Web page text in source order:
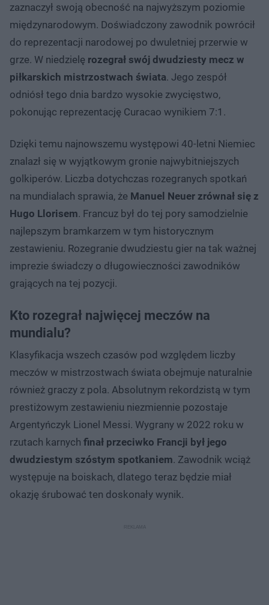
zaznaczył swoją obecność na najwyższym poziomie
międzynarodowym. Doświadczony zawodnik powrócił
do reprezentacji narodowej po dwuletniej przerwie w
grze. W niedzielę rozegrał swój dwudziesty mecz w
piłkarskich mistrzostwach świata. Jego zespół
odniósł tego dnia bardzo wysokie zwycięstwo,
pokonując reprezentację Curacao wynikiem 7:1.
Dzięki temu najnowszemu występowi 40-letni Niemiec
znalazł się w wyjątkowym gronie najwybitniejszych
golkiperów. Liczba dotychczas rozegranych spotkań
na mundialach sprawia, że Manuel Neuer zrównał się z
Hugo Llorisem. Francuz był do tej pory samodzielnie
najlepszym bramkarzem w tym historycznym
zestawieniu. Rozegranie dwudziestu gier na tak ważnej
imprezie świadczy o długowieczności zawodników
grających na tej pozycji.
Kto rozegrał najwięcej meczów na
mundialu?
Klasyfikacja wszech czasów pod względem liczby
meczów w mistrzostwach świata obejmuje naturalnie
również graczy z pola. Absolutnym rekordzistą w tym
prestiżowym zestawieniu niezmiennie pozostaje
Argentyńczyk Lionel Messi. Wygrany w 2022 roku w
rzutach karnych finał przeciwko Francji był jego
dwudziestym szóstym spotkaniem. Zawodnik wciąż
występuje na boiskach, dlatego teraz będzie miał
okazję śrubować ten doskonały wynik.